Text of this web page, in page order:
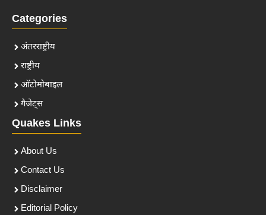
Categories
अंतरराष्ट्रीय
राष्ट्रीय
ऑटोमोबाइल
गैजेट्स
Quakes Links
About Us
Contact Us
Disclaimer
Editorial Policy